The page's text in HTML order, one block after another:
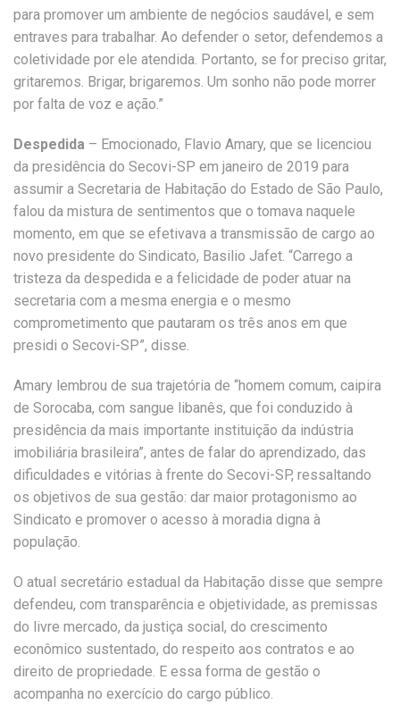
para promover um ambiente de negócios saudável, e sem
entraves para trabalhar. Ao defender o setor, defendemos a
coletividade por ele atendida. Portanto, se for preciso gritar,
gritaremos. Brigar, brigaremos. Um sonho não pode morrer
por falta de voz e ação.”
Despedida – Emocionado, Flavio Amary, que se licenciou
da presidência do Secovi-SP em janeiro de 2019 para
assumir a Secretaria de Habitação do Estado de São Paulo,
falou da mistura de sentimentos que o tomava naquele
momento, em que se efetivava a transmissão de cargo ao
novo presidente do Sindicato, Basilio Jafet. “Carrego a
tristeza da despedida e a felicidade de poder atuar na
secretaria com a mesma energia e o mesmo
comprometimento que pautaram os três anos em que
presidi o Secovi-SP”, disse.
Amary lembrou de sua trajetória de “homem comum, caipira
de Sorocaba, com sangue libanês, que foi conduzido à
presidência da mais importante instituição da indústria
imobiliária brasileira”, antes de falar do aprendizado, das
dificuldades e vitórias à frente do Secovi-SP, ressaltando
os objetivos de sua gestão: dar maior protagonismo ao
Sindicato e promover o acesso à moradia digna à
população.
O atual secretário estadual da Habitação disse que sempre
defendeu, com transparência e objetividade, as premissas
do livre mercado, da justiça social, do crescimento
econômico sustentado, do respeito aos contratos e ao
direito de propriedade. E essa forma de gestão o
acompanha no exercício do cargo público.